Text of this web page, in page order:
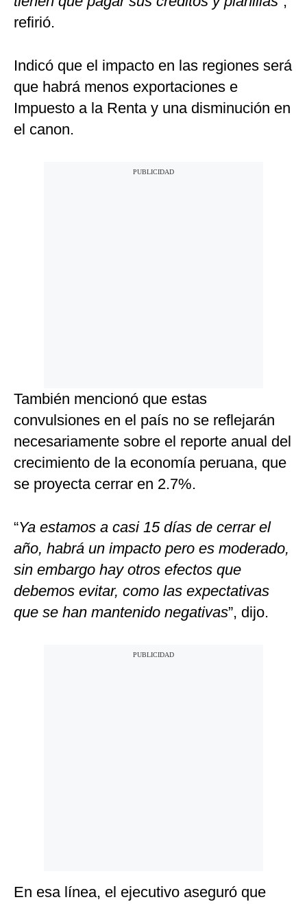
refirió.
Indicó que el impacto en las regiones será
que habrá menos exportaciones e
Impuesto a la Renta y una disminución en
el canon.
También mencionó que estas
convulsiones en el país no se reflejarán
necesariamente sobre el reporte anual del
crecimiento de la economía peruana, que
se proyecta cerrar en 2.7%.
“Ya estamos a casi 15 días de cerrar el
año, habrá un impacto pero es moderado,
sin embargo hay otros efectos que
debemos evitar, como las expectativas
que se han mantenido negativas”, dijo.
En esa línea, el ejecutivo aseguró que